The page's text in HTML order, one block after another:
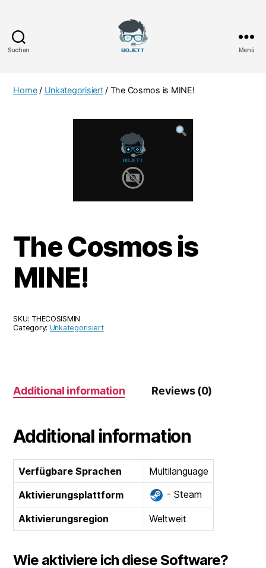
Suchen Menü
Home/ Unkategorisiert/ The Cosmos is MINE!
The Cosmos is
MINE!
SKU: THECOSISMIN
Category: Unkategorisiert
Additional information Reviews (0)
Additional information
Verfügbare Sprachen
Multilanguage
Aktivierungsplattform
- Steam
Aktivierungsregion Weltweit
Wie aktiviere ich diese Software?